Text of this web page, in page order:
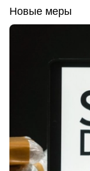
Новые меры